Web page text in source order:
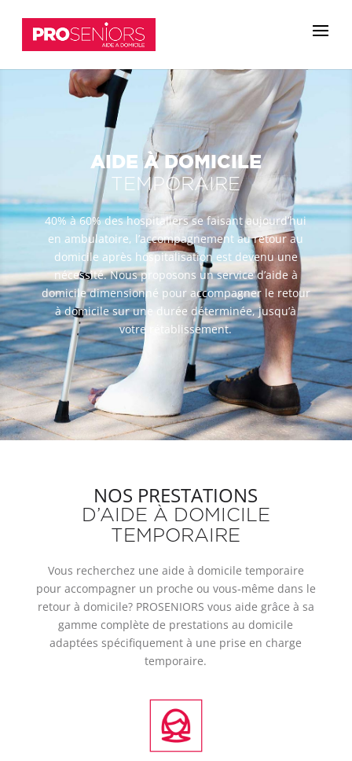
AIDE À DOMICILE
TEMPORAIRE
40% à 60% des hospitaliers se faisant aujourd’hui
en ambulatoire, l’accompagnement au retour au
domicile après hospitalisation est devenu une
nécessité. Nous proposons un service d’aide à
domicile dimensionné pour accompagner le retour
à domicile sur une durée déterminée, jusqu’à
votre rétablissement.
NOS PRESTATIONS
D’AIDE À DOMICILE
TEMPORAIRE
Vous recherchez une aide à domicile temporaire
pour accompagner un proche ou vous-même dans le
retour à domicile? PROSENIORS vous aide grâce à sa
gamme complète de prestations au domicile
adaptées spécifiquement à une prise en charge
temporaire.